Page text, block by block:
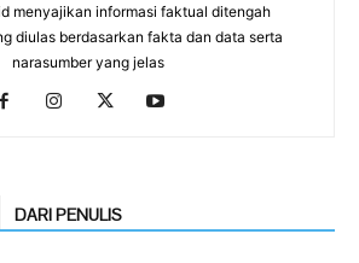
menyajikan informasi faktual ditengah
diulas berdasarkan fakta dan data serta
narasumber yang jelas
DARI PENULIS